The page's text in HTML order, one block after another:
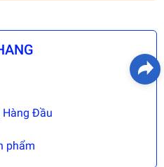
Hàng Đầu
phẩm